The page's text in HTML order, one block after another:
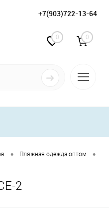
+7(903)722-13-64
0 0
• Пляжная одежда оптом •
2